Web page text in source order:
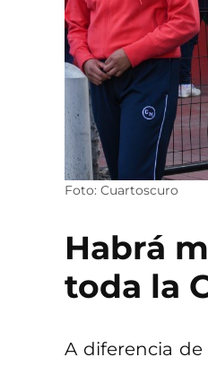
Foto: Cuartoscuro
Habrá
toda la
A diferencia de